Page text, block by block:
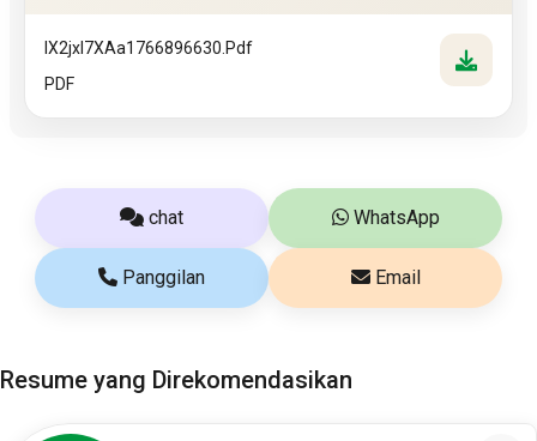
IX2jxI7XAa1766896630.pdf
PDF
chat WhatsApp
Panggilan Email
Resume yang Direkomendasikan